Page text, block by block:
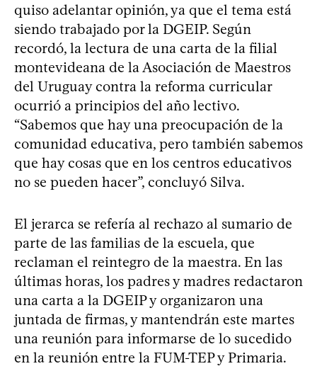
quiso adelantar opinión, ya que el tema está
siendo trabajado por la DGEIP. Según
recordó, la lectura de una carta de la filial
montevideana de la Asociación de Maestros
del Uruguay contra la reforma curricular
ocurrió a principios del año lectivo.
“Sabemos que hay una preocupación de la
comunidad educativa, pero también sabemos
que hay cosas que en los centros educativos
no se pueden hacer”, concluyó Silva.
El jerarca se refería al rechazo al sumario de
parte de las familias de la escuela, que
reclaman el reintegro de la maestra. En las
últimas horas, los padres y madres redactaron
una carta a la DGEIP y organizaron una
juntada de firmas, y mantendrán este martes
una reunión para informarse de lo sucedido
en la reunión entre la FUM-TEP y Primaria.